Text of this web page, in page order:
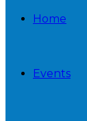
Home
Events